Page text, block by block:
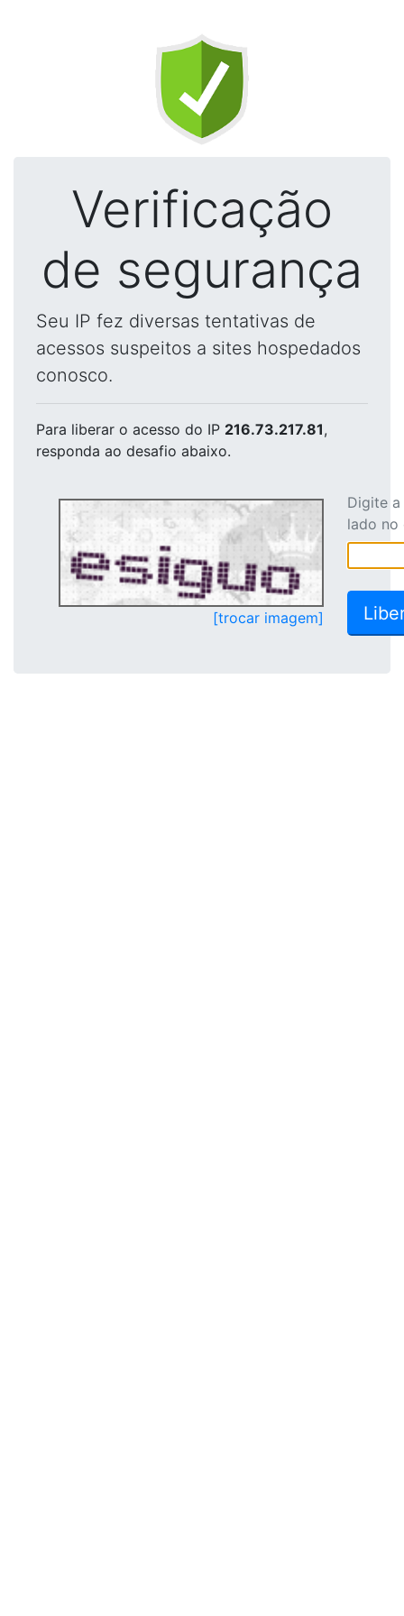
Verificação
de segurança
Seu IP fez diversas tentativas de
acessos suspeitos a sites hospedados
conosco.
Para liberar o acesso do IP 216.73.217.81,
responda ao desafio abaixo.
[trocar imagem]
Digite
lado no